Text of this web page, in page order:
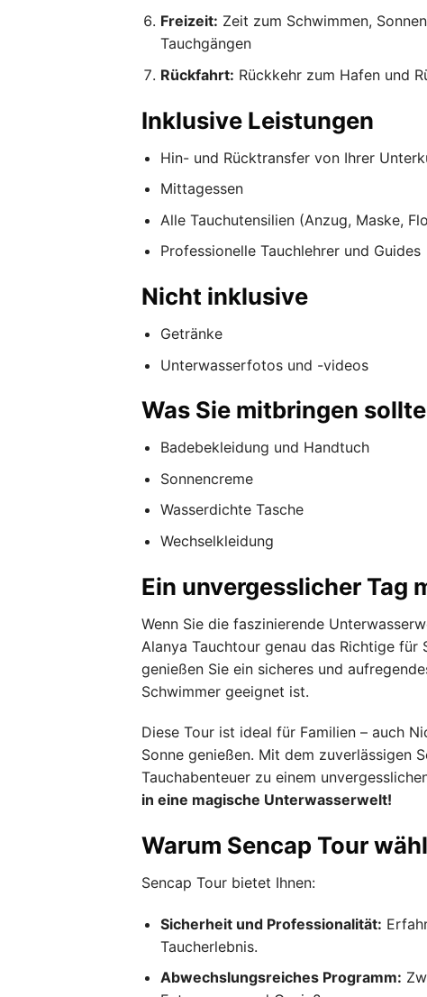
Freizeit: Zeit zum Schwimmen,
Tauchgängen
Rückfahrt: Rückkehr zum Hafen und
Inklusive Leistungen
Hin- und Rücktransfer von Ihrer
Mittagessen
Alle Tauchutensilien (Anzug, Maske,
Professionelle Tauchlehrer und Guides
Nicht inklusive
Getränke
Unterwasserfotos und -videos
Was Sie mitbringen
Badebekleidung und Handtuch
Sonnencreme
Wasserdichte Tasche
Wechselkleidung
Ein unvergesslicher Tag
Wenn Sie die faszinierende
Alanya Tauchtour genau das Richtige
genießen Sie ein sicheres und
Schwimmer geeignet ist.
Diese Tour ist ideal für Familien – auch
Sonne genießen. Mit dem zuverlässigen
Tauchabenteuer zu einem
in eine magische Unterwasserwelt!
Warum Sencap Tour
Sencap Tour bietet Ihnen:
Sicherheit und Professionalität:
Taucherlebnis.
Abwechslungsreiches Programm: